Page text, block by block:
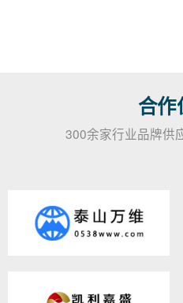
合作
300余家行业品牌供